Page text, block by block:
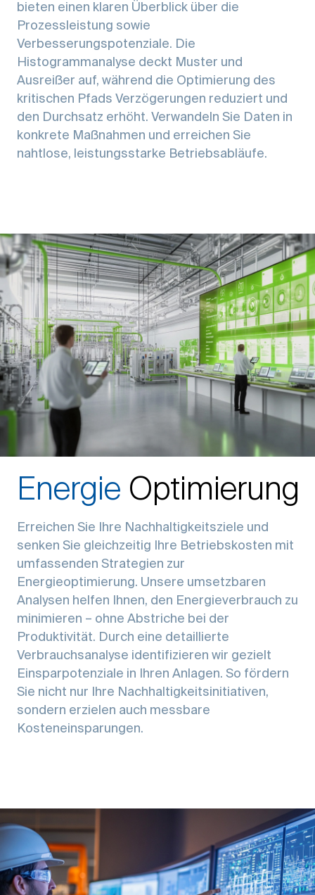
bieten einen klaren Überblick über die
Prozessleistung sowie
Verbesserungspotenziale. Die
Histogrammanalyse deckt Muster und
Ausreißer auf, während die Optimierung des
kritischen Pfads Verzögerungen reduziert und
den Durchsatz erhöht. Verwandeln Sie Daten in
konkrete Maßnahmen und erreichen Sie
nahtlose, leistungsstarke Betriebsabläufe.
Energie Optimierung
Erreichen Sie Ihre Nachhaltigkeitsziele und
senken Sie gleichzeitig Ihre Betriebskosten mit
umfassenden Strategien zur
Energieoptimierung. Unsere umsetzbaren
Analysen helfen Ihnen, den Energieverbrauch zu
minimieren – ohne Abstriche bei der
Produktivität. Durch eine detaillierte
Verbrauchsanalyse identifizieren wir gezielt
Einsparpotenziale in Ihren Anlagen. So fördern
Sie nicht nur Ihre Nachhaltigkeitsinitiativen,
sondern erzielen auch messbare
Kosteneinsparungen.